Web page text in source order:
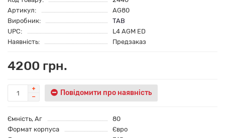
Артикул:
AG80
Виробник:
TAB
UPC:
L4 AGM ED
Наявність:
Предзаказ
4200 грн.
Повідомити про наявність
Ємність, Аг
80
Формат корпуса
Євро